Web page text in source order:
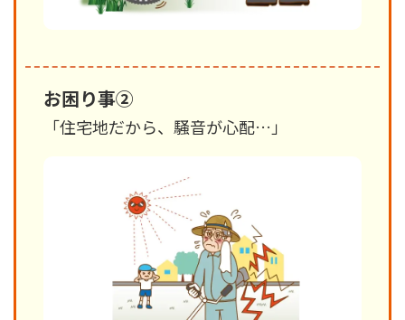
お困り事②
「住宅地だから、騒音が心配…」